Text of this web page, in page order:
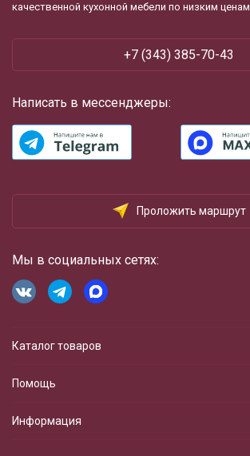
качественной кухонной мебели по низким ценам
+7 (343) 385-70-43
Написать в мессенджеры:
Проложить маршрут
Мы в социальных сетях:
Каталог товаров
Помощь
Информация